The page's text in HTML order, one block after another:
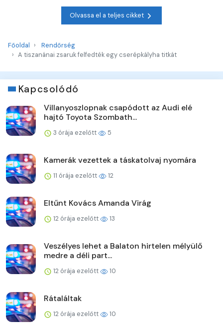
Olvassa el a teljes cikket
Főoldal
Rendőrség
A tiszanánai zsaruk felfedték egy cserépkályha titkát
Kapcsolódó
Villanyoszlopnak csapódott az Audi elé
hajtó Toyota Szombath...
3 órája ezelőtt 5
Kamerák vezettek a táskatolvaj nyomára
11 órája ezelőtt 12
Eltűnt Kovács Amanda Virág
12 órája ezelőtt 13
Veszélyes lehet a Balaton hirtelen mélyülő
medre a déli part...
12 órája ezelőtt 10
Rátaláltak
12 órája ezelőtt 10